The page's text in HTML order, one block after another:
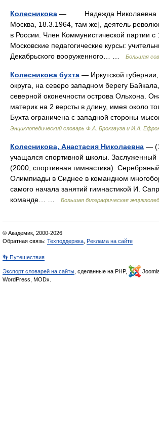
Колесникова — Надежда Николаевна
Москва, 18.3.1964, там же], деятель
в России. Член Коммунистической партии с
Московские педагогические курсы:
Декабрьского вооруженного… …
Большая
Колесникова бухта — Иркутской
округа, на северо западном берегу
северной оконечности острова Ольхона.
материк на 2 версты в длину, имея около
Бухта ограничена с западной стороны
Энциклопедический словарь Ф.А. Брокгауза и И.А.
Колесникова, Анастасия Николаевна —
учащаяся спортивной школы. Заслуженный
(2000, спортивная гимнастика).
Олимпиады в Сиднее в командном
самого начала занятий гимнастикой И.
команде… …
Большая биографическая
© Академик, 2000-2026
Обратная связь: Техподдержка Реклама на сайте
👣 Путешествия
Экспорт словарей на сайты , сделанные на PHP,
WordPress, MODx.